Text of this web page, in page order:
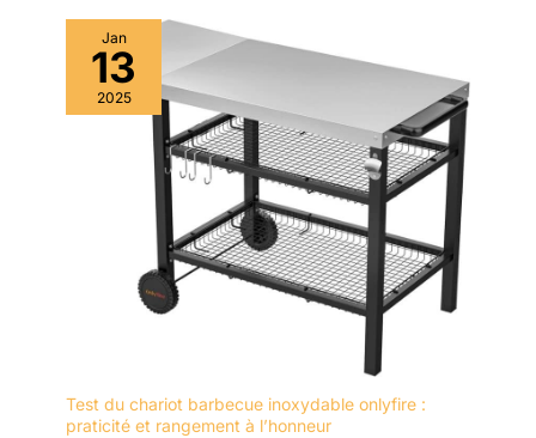
Jan
13
2025
Test du chariot barbecue inoxydable onlyfire :
praticité et rangement à l’honneur